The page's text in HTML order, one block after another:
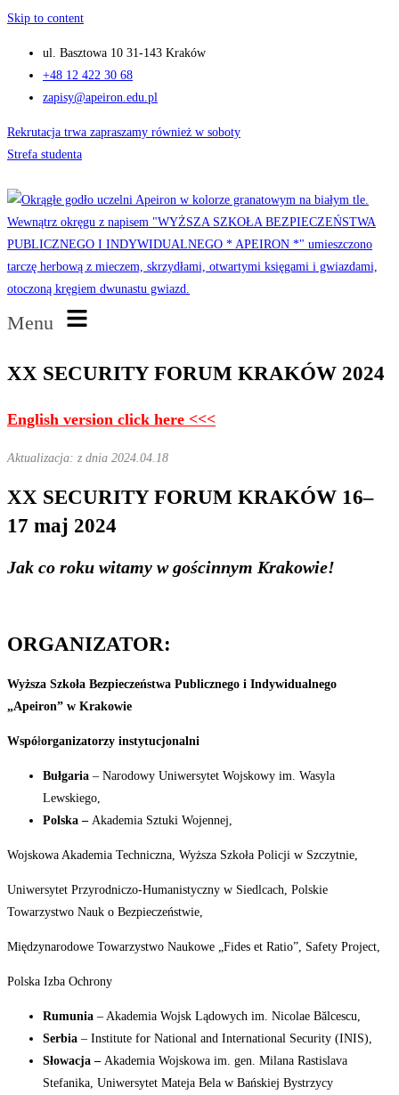
Skip to content
ul. Basztowa 10 31-143 Kraków
+48 12 422 30 68
zapisy@apeiron.edu.pl
Rekrutacja trwa zapraszamy również w soboty
Strefa studenta
Menu
XX SECURITY FORUM KRAKÓW 2024
English version click here <<<
Aktualizacja: z dnia 2024.04.18
XX SECURITY FORUM KRAKÓW 16–
17 maj 2024
Jak co roku witamy w gościnnym Krakowie!
ORGANIZATOR:
Wyższa Szkoła Bezpieczeństwa Publicznego i Indywidualnego
„Apeiron” w Krakowie
Współorganizatorzy instytucjonalni
Bułgaria – Narodowy Uniwersytet Wojskowy im. Wasyla
Lewskiego,
Polska – Akademia Sztuki Wojennej,
Wojskowa Akademia Techniczna, Wyższa Szkoła Policji w Szczytnie,
Uniwersytet Przyrodniczo-Humanistyczny w Siedlcach, Polskie
Towarzystwo Nauk o Bezpieczeństwie,
Międzynarodowe Towarzystwo Naukowe „Fides et Ratio”, Safety Project,
Polska Izba Ochrony
Rumunia – Akademia Wojsk Lądowych im. Nicolae Bălcescu,
Serbia – Institute for National and International Security (INIS),
Słowacja – Akademia Wojskowa im. gen. Milana Rastislava
Stefanika, Uniwersytet Mateja Bela w Bańskiej Bystrzycy